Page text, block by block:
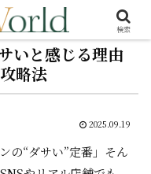
いと感じる理由
略法
2025.09.19
の“ダサい”定番」そん
検索